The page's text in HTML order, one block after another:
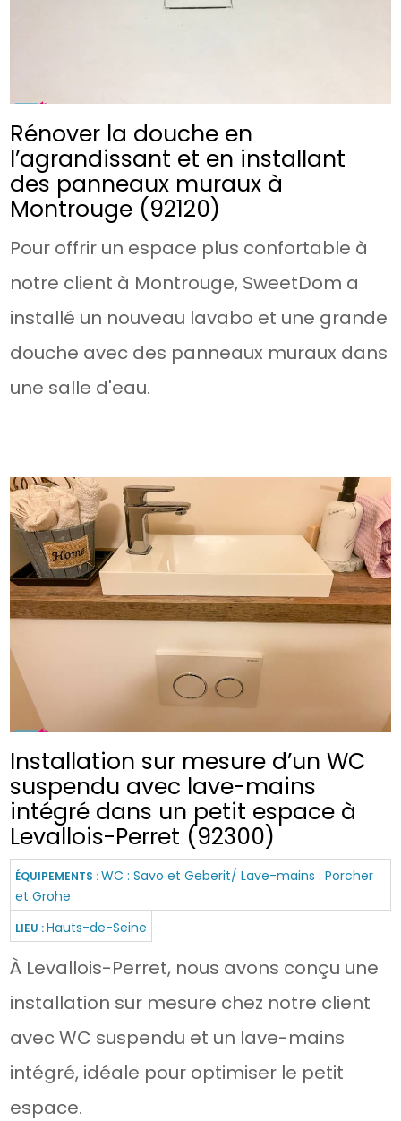
Rénover la douche en
l’agrandissant et en installant
des panneaux muraux à
Montrouge (92120)
Pour offrir un espace plus confortable à
notre client à Montrouge, SweetDom a
installé un nouveau lavabo et une grande
douche avec des panneaux muraux dans
une salle d'eau.
Installation sur mesure d’un WC
suspendu avec lave-mains
intégré dans un petit espace à
Levallois-Perret (92300)
ÉQUIPEMENTS :WC : Savo et Geberit/ Lave-mains : Porcher
et Grohe
LIEU :Hauts-de-Seine
À Levallois-Perret, nous avons conçu une
installation sur mesure chez notre client
avec WC suspendu et un lave-mains
intégré, idéale pour optimiser le petit
espace.